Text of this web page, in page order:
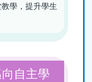
學，提升學生
自主學